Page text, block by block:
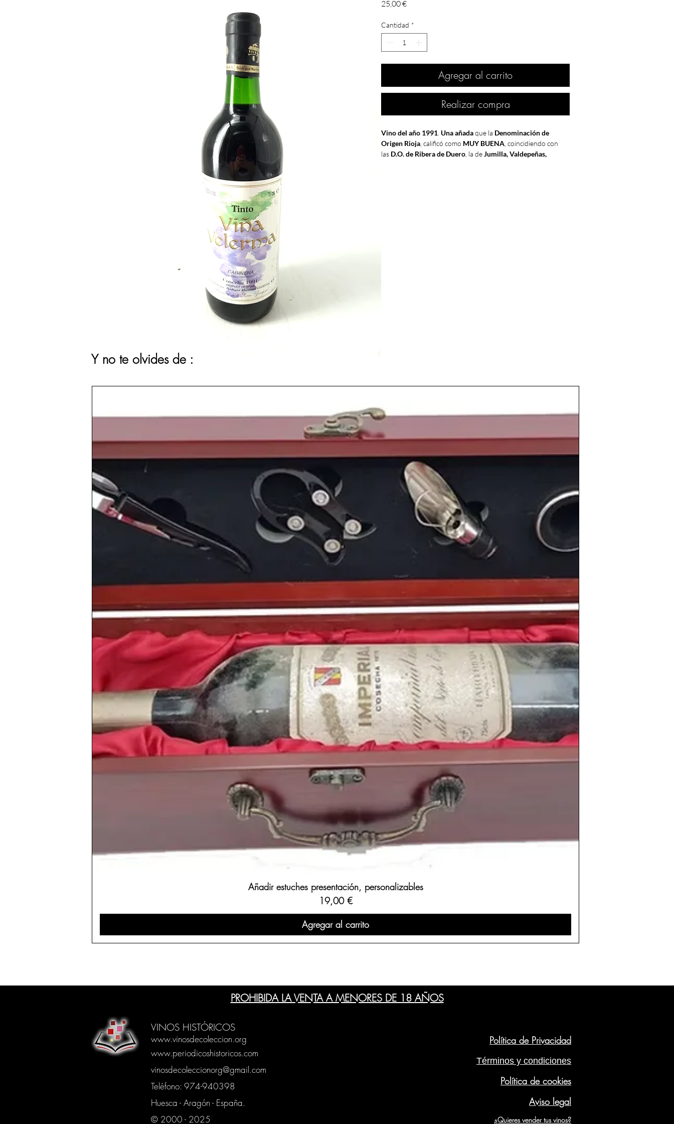
25,00 €Precio
Cantidad *
Agregar al carrito
Realizar compra
Vino del año 1991 Una añadaque la Denominación de
Origen Rioja , calificó como MUY BUENA , coincidiendo con
las D.O. de Ribera de Duero , la deJumilla, Valdepeñas,
conocidas como la actrizIngrid García-Jonsson, el cantante de
piloto español de motociclismo
O'Brian, el cantanteEd Sheeran, el futbolista colombiano
futbolista del Atletico de MadridAntoine Griezmann.
Puedes encontrar una amplia selección de vinos de la
cosecha de 1991y otras añadas en nuestra
online:https://www.periodicoshistoricos.com/shop
Periódicos históricos. La tienda de los coleccionistas de vino.
Y no te olvides de :
Añadir estuches presentación, personalizables
Precio
19,00 €
Agregar al carrito
PROHIBIDA LA VENTA A MENORES DE 18 AÑOS
VINOS HISTÓRICOS
www.vinosdecoleccion.org
www.periodicoshistoricos.com
vinosdecoleccionorg@gmail.com
Teléfono: 974-940398
Huesca - Aragón - España.
© 2000 - 2025
Política de Privacidad
Términos y condiciones
Política de cookies
Aviso legal
¿Quieres vender tus vinos?